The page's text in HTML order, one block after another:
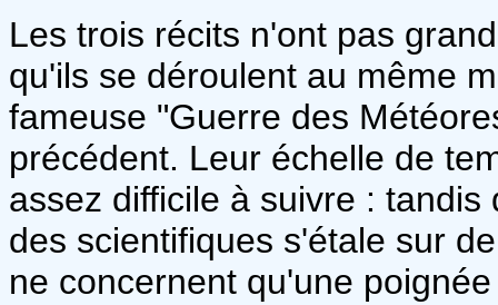
Les trois récits n'ont pas
qu'ils se déroulent au même
fameuse "Guerre des
précédent. Leur échelle de
assez difficile à suivre :
des scientifiques s'étale sur
ne concernent qu'une